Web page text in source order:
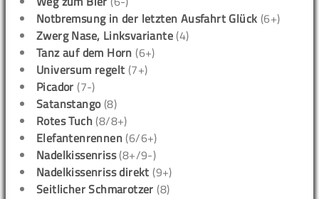
Notbremsung in der letzten Ausfahrt Glück (6+)
Zwerg Nase, Linksvariante (4)
Tanz auf dem Horn (6+)
Universum regelt (7+)
Picador (7-)
Satanstango(8)
Rotes Tuch (8/8+)
Elefantenrennen (6/6+)
Nadelkissenriss(8+/9-)
Nadelkissenriss direkt (9+)
Seitlicher Schmarotzer (8)